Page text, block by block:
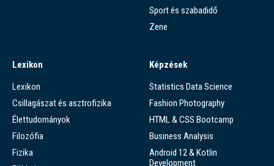
Sport és szabadidő
Zene
Lexikon
Lexikon
Csillagászat és asztrofizika
Élettudományok
Filozófia
Fizika
Képzések
Statistics Data Science
Fashion Photography
HTML & CSS Bootcamp
Business Analysis
Android 12 & Kotlin
Development